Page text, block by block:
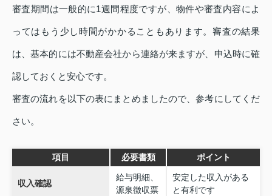
審査期間は一般的に1週間程度ですが、物件や審査内容によ
ってはもう少し時間がかかることもあります。審査の結果
は、基本的には不動産会社から連絡が来ますが、申込時に確
認しておくと安心です。
審査の流れを以下の表にまとめましたので、参考にしてくだ
さい。
項目 必要書類 ポイント
収入確認
給与明細、
源泉徴収票
安定した収入がある
と有利です